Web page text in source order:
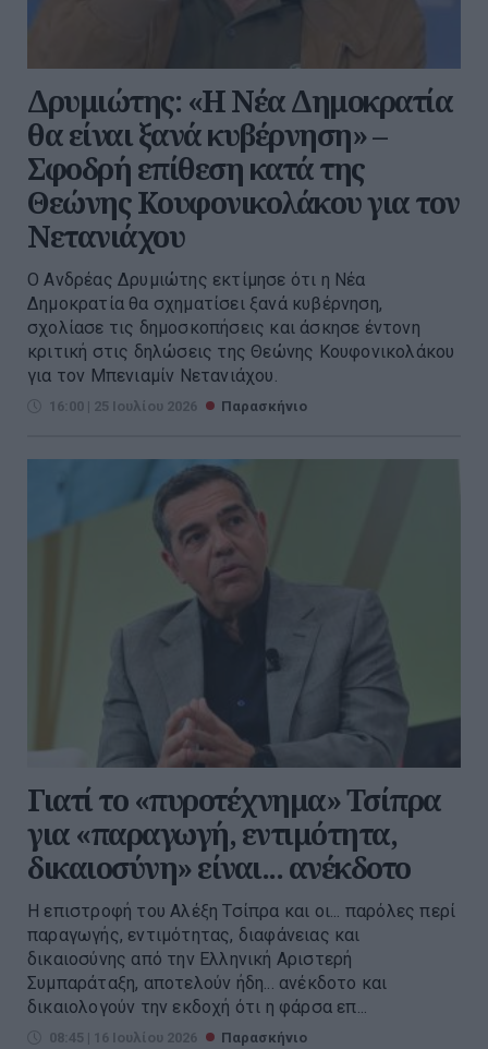
Δρυμιώτης: «Η Νέα Δημοκρατία
θα είναι ξανά κυβέρνηση» –
Σφοδρή επίθεση κατά της
Θεώνης Κουφονικολάκου για τον
Νετανιάχου
Ο Ανδρέας Δρυμιώτης εκτίμησε ότι η Νέα
Δημοκρατία θα σχηματίσει ξανά κυβέρνηση,
σχολίασε τις δημοσκοπήσεις και άσκησε έντονη
κριτική στις δηλώσεις της Θεώνης Κουφονικολάκου
για τον Μπενιαμίν Νετανιάχου.
16:00 | 25 Ιουλίου 2026 Παρασκήνιο
Γιατί το «πυροτέχνημα» Τσίπρα
για «παραγωγή, εντιμότητα,
δικαιοσύνη» είναι... ανέκδοτο
Η επιστροφή του Αλέξη Τσίπρα και οι... παρόλες περί
παραγωγής, εντιμότητας, διαφάνειας και
δικαιοσύνης από την Ελληνική Αριστερή
Συμπαράταξη, αποτελούν ήδη... ανέκδοτο και
δικαιολογούν την εκδοχή ότι η φάρσα επ...
08:45 | 16 Ιουλίου 2026 Παρασκήνιο